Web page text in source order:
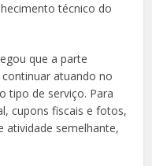
técnico do
que a parte
atuando no
tipo de serviço. Para
cupons fiscais e fotos,
atividade semelhante,